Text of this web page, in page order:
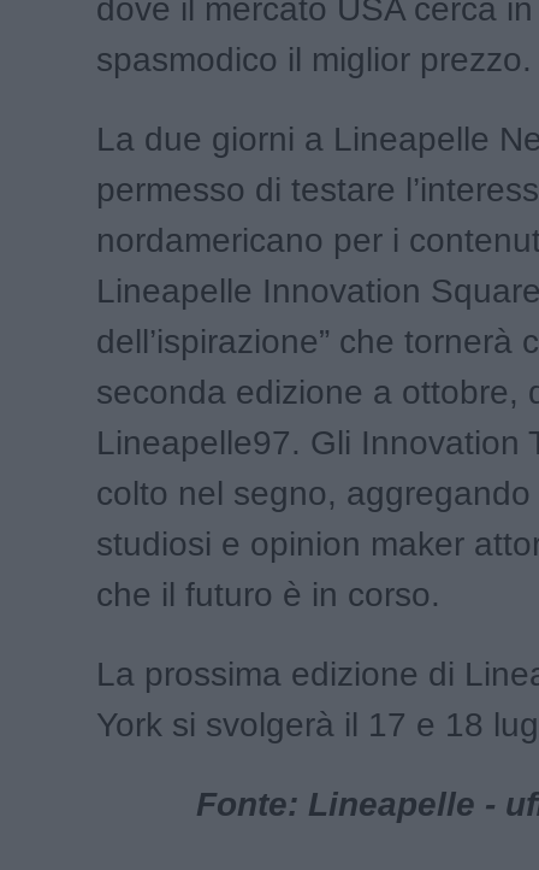
dove il mercato USA cerca
spasmodico il miglior prezzo.
La due giorni a Lineapelle
permesso di testare
nordamericano per i
Lineapelle Innovation
dell’ispirazione” che tornerà
seconda edizione a ottobre,
Lineapelle97. Gli Innovation
colto nel segno,
studiosi e opinion maker
che il futuro è in corso.
La prossima edizione di
York si svolgerà il 17 e 18
Fonte: Lineapelle -